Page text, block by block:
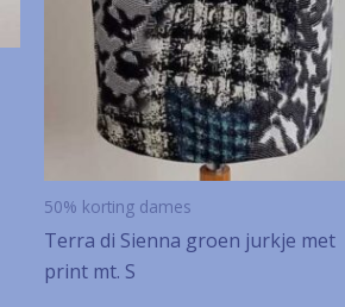
50% korting dames
Terra di Sienna groen jurkje met
print mt. S